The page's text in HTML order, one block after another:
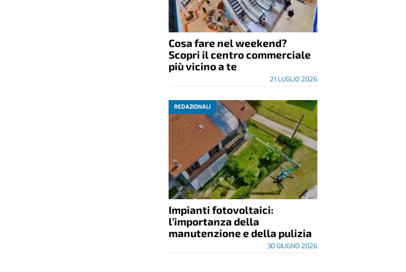
Cosa fare nel weekend?
Scopri il centro commerciale
più vicino a te
21 LUGLIO 2026
REDAZIONALI
Impianti fotovoltaici:
l’importanza della
manutenzione e della pulizia
30 GIUGNO 2026